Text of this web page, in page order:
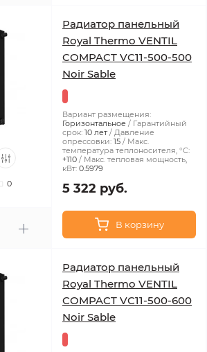
0
Радиатор панельный
Royal Thermo VENTIL
COMPACT VC11-500-500
Noir Sable
Вариант размещения:
Горизонтальное
Гарантийный
срок: 10 лет
Давление
опрессовки: 15
Макс.
температура теплоносителя, °С:
+110
Макс. тепловая мощность,
кВт: 0.5979
5 322 руб.
В корзину
Радиатор панельный
Royal Thermo VENTIL
COMPACT VC11-500-600
Noir Sable